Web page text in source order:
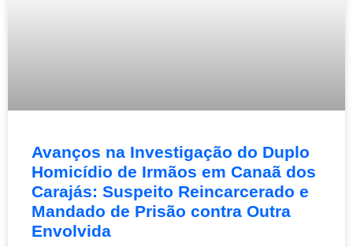
Avanços na Investigação do Duplo
Homicídio de Irmãos em Canaã dos
Carajás: Suspeito Reincarcerado e
Mandado de Prisão contra Outra
Envolvida